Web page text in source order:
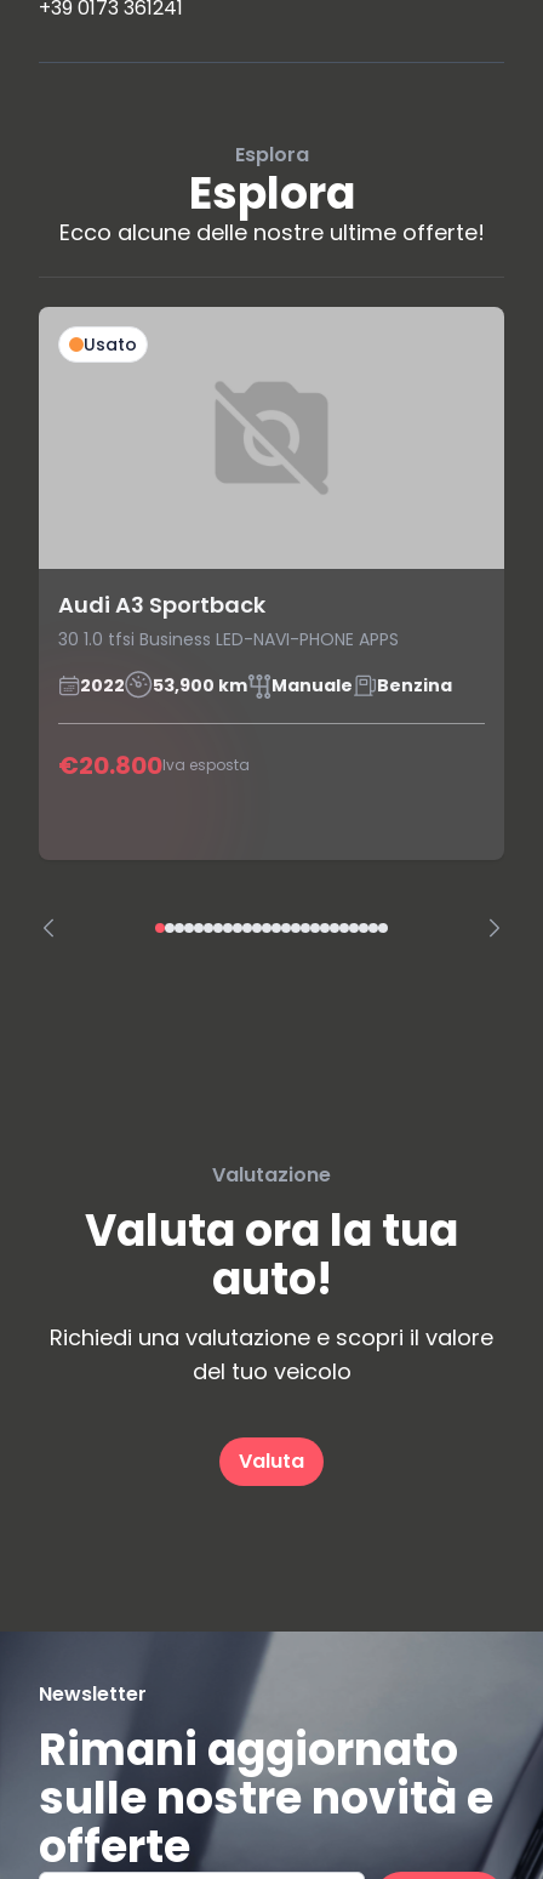
+39 0173 361241
Esplora
Esplora
Ecco alcune delle nostre ultime offerte!
Usato
Audi A3 Sportback
30 1.0 tfsi Business LED-NAVI-PHONE APPS
2022
53,900 km Manuale Benzina
€20.800Iva esposta
Valutazione
Valuta ora la tua
auto!
Richiedi una valutazione e scopri il valore
del tuo veicolo
Valuta
Newsletter
Rimani aggiornato
sulle nostre novità e
offerte